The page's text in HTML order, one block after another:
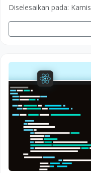
Diselesaikan pada: